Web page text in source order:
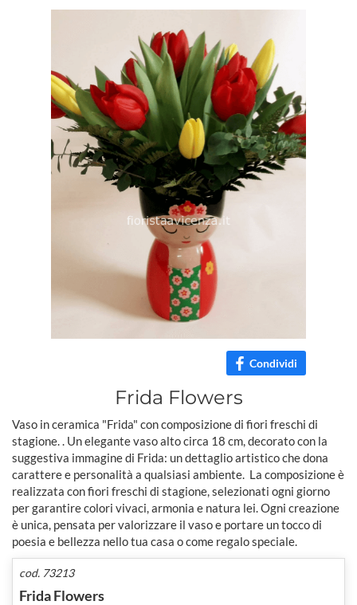
Condividi
Frida Flowers
Vaso in ceramica "Frida" con composizione di fiori freschi di
stagione. . Un elegante vaso alto circa 18 cm, decorato con la
suggestiva immagine di Frida: un dettaglio artistico che dona
carattere e personalità a qualsiasi ambiente. La composizione è
realizzata con fiori freschi di stagione, selezionati ogni giorno
per garantire colori vivaci, armonia e natura lei. Ogni creazione
è unica, pensata per valorizzare il vaso e portare un tocco di
poesia e bellezza nello tua casa o come regalo speciale.
cod. 73213
Frida Flowers